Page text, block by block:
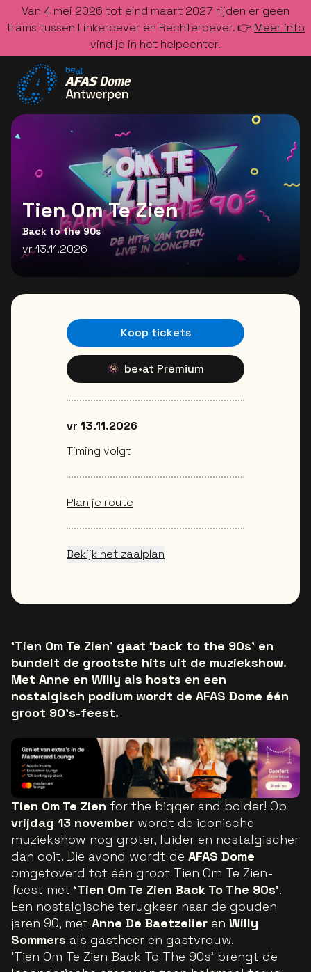
Van 4 mei 2026 tot eind maart 2027 rijden er geen
trams tussen Linkeroever en Rechteroever. 👉 Meer info
vind je in het helpcenter.
Ga naar de homepage
Tien Om Te Zien
Back to the 90s
vr 13.11.2026
‘Tien Om Te Zien’ gaat ‘back to the 90s’ en
bundelt de grootste hits uit de muziekshow.
Met Anne en Willy als hosts en een
nostalgisch podium wordt de AFAS Dome één
groot 90’s-feest.
Tien Om Te Zien for the bigger and bolder! Op
vrijdag 13 november wordt de iconische
muziekshow nog groter, luider en nostalgischer
dan ooit. Die avond wordt de AFAS Dome
omgetoverd tot één groot Tien Om Te Zien-
feest met ‘Tien Om Te Zien Back To The 90s’.
Een nostalgische terugkeer naar de gouden
jaren 90, met Anne De Baetzelier en Willy
Sommers als gastheer en gastvrouw.
‘Tien Om Te Zien Back To The 90s’ brengt de
Koop tickets
be•at Premium
vr 13.11.2026
Timing volgt
Plan je route
Bekijk het zaalplan